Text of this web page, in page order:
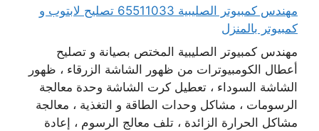
مهندس كمبيوتر الصليبية 65511033 تصليح لابتوب و
كمبيوتر بالمنزل
مهندس كمبيوتر الصليبية المختص بصيانة و تصليح
أعطال الكومبيوترات من ظهور الشاشة الزرقاء ، ظهور
الشاشة السوداء ، تعطيل كرت الشاشة وحدة معالجة
الرسومات ، مشاكل وحدات الطاقة و التغذية ، معالجة
مشاكل الحرارة الزائدة ، تلف معالج الرسوم ، إعادة